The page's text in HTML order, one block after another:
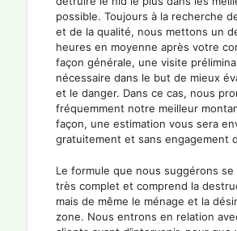
possible. Toujours à la recherche
et de la qualité, nous mettons un
heures en moyenne après votre
façon générale, une visite
nécessaire dans le but de mieux
et le danger. Dans ce cas, nous
fréquemment notre meilleur
façon, une estimation vous sera
gratuitement et sans engagement
Le formule que nous suggérons
très complet et comprend la
mais de même le ménage et la
zone. Nous entrons en relation